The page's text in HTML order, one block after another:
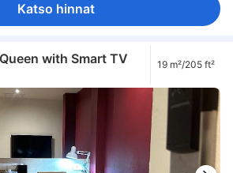
Katso hinnat
with Smart TV
19 m²/205 ft²